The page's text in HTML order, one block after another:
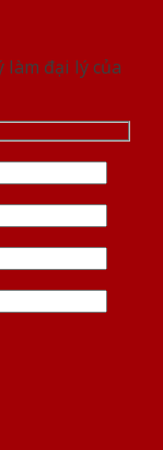
làm đại lý của